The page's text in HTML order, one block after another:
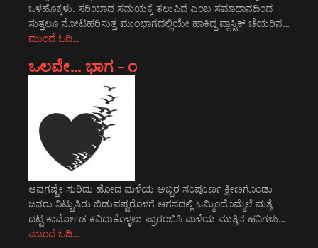
ಒಳಹೊಕ್ಕಳು. ಸರಿಯಾದ ಸಮಯಕ್ಕೆ ತಲುಪಿದೆ ಎಂಬ ಸಮಾಧಾನದಿಂದ
ಸುತ್ತಲೂ ನೋಟಹರಿಸುತ್ತ ಮುಂಭಾಗದಲ್ಲಿಯೇ ಹಾಕಿದ್ದ ಪ್ಲಾಸ್ಟಿಕ್ ಚೆಯರಿನ…
ಮುಂದೆ ಓದಿ…
ಒಲವೇ… ಭಾಗ – ೧
ಆವಗಷ್ಟೇ ಸುರಿದು ಹೋದ ಮಳೆಯ ಅಬ್ಬರ ಸಂಪೂರ್ಣ ಕ್ಷೀಣಗೊಂಡು
ಜನರು ನಿಟ್ಟುಸಿರು ಬಿಡುವಷ್ಟರೊಳಗೆ ಆಗಸದಲ್ಲಿ ಒಮ್ಮಿಂದೊಮ್ಮೆಲೆ ಮತ್ತೆ
ದಟ್ಟ ಕಾರ್ಮೋಡ ಕವಿದುಕೊಳ್ಳಲು ಪ್ರಾರಂಭಿಸಿ ಮಳೆಯ ಮುತ್ತಿನ ಹನಿಗಳು…
ಮುಂದೆ ಓದಿ…